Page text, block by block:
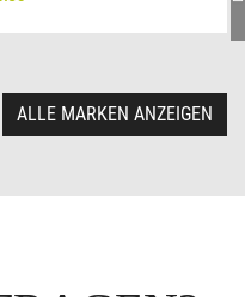
ALLE MARKEN ANZEIGEN